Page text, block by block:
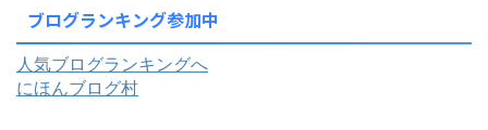
ブログランキング参加中
人気ブログランキングへ
にほんブログ村